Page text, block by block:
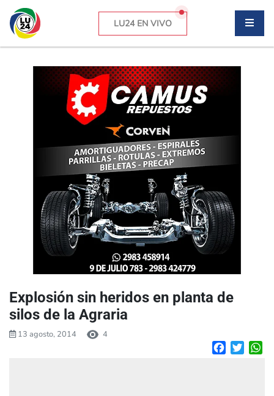
LU24 EN VIVO
Explosión sin heridos en planta de
silos de la Agraria
13 agosto, 2014 4
Facebook